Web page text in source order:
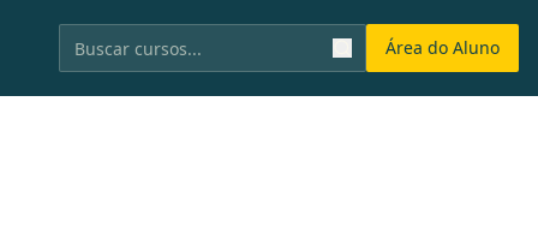
Área do Aluno